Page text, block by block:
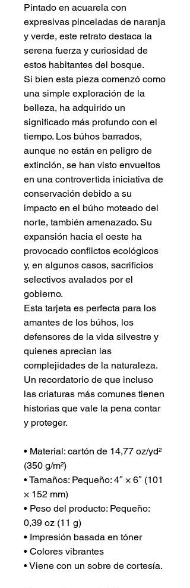
Pintado en acuarela con
expresivas pinceladas de naranja
y verde, este retrato destaca la
serena fuerza y curiosidad de
estos habitantes del bosque.
Si bien esta pieza comenzó como
una simple exploración de la
belleza, ha adquirido un
significado más profundo con el
tiempo. Los búhos barrados,
aunque no están en peligro de
extinción, se han visto envueltos
en una controvertida iniciativa de
conservación debido a su
impacto en el búho moteado del
norte, también amenazado. Su
expansión hacia el oeste ha
provocado conflictos ecológicos
y, en algunos casos, sacrificios
selectivos avalados por el
gobierno.
Esta tarjeta es perfecta para los
amantes de los búhos, los
defensores de la vida silvestre y
quienes aprecian las
complejidades de la naturaleza.
Un recordatorio de que incluso
las criaturas más comunes tienen
historias que vale la pena contar
y proteger.
• Material: cartón de 14,77 oz/yd²
(350 g/m²)
• Tamaños: Pequeño: 4″ × 6″ (101
× 152 mm)
• Peso del producto: Pequeño:
0,39 oz (11 g)
• Impresión basada en tóner
• Colores vibrantes
• Viene con un sobre de cortesía.